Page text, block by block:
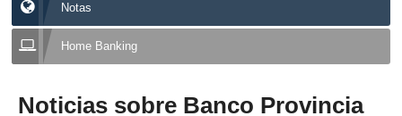
Notas
Home Banking
Noticias sobre Banco Provincia